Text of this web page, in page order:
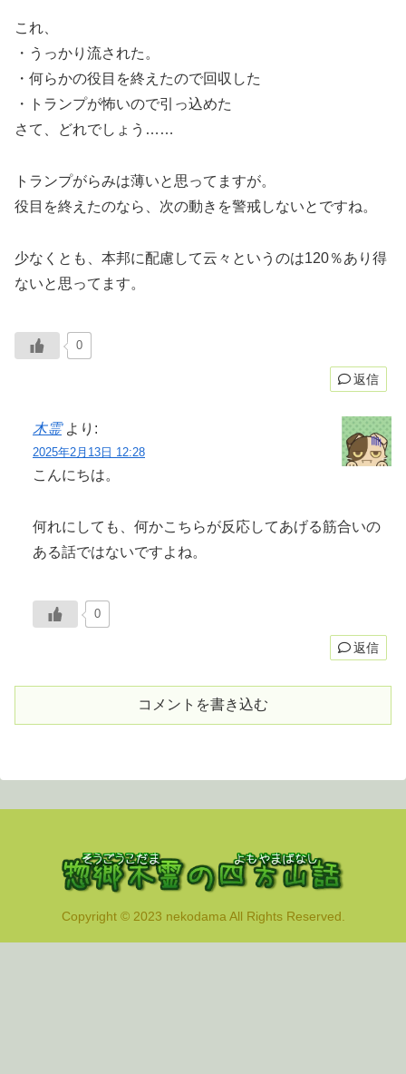
これ、
・うっかり流された。
・何らかの役目を終えたので回収した
・トランプが怖いので引っ込めた
さて、どれでしょう……
トランプがらみは薄いと思ってますが。
役目を終えたのなら、次の動きを警戒しないとですね。
少なくとも、本邦に配慮して云々というのは120％あり得
ないと思ってます。
0
返信
木霊 より:
2025年2月13日 12:28
こんにちは。
何れにしても、何かこちらが反応してあげる筋合いの
ある話ではないですよね。
0
返信
コメントを書き込む
Copyright © 2023 nekodama All Rights Reserved.